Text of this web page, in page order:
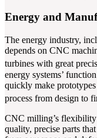
Energy and
The energy industry,
depends on CNC
turbines with great
energy systems’
quickly make
process from design to
CNC milling’s
quality, precise parts